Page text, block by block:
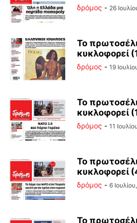
δρόμος - 26
Το
κυκλοφορεί
δρόμος - 19
Το
κυκλοφορεί
δρόμος - 11
Το
κυκλοφορεί
δρόμος - 6
Το